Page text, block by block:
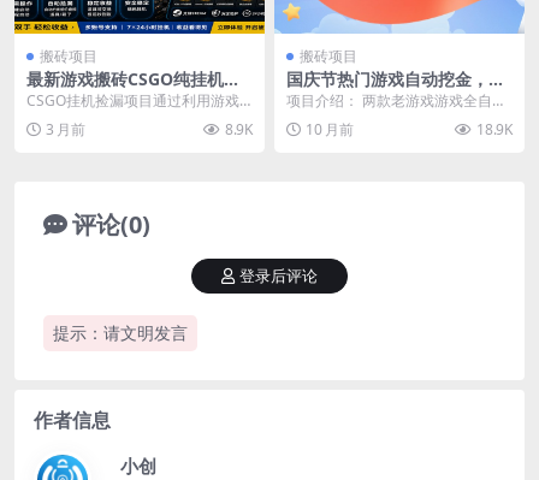
搬砖项目
最新游戏搬砖CSGO纯挂机，
真挂机月入1W+，五一小高峰
CSGO挂机捡漏项目通过利用游戏
饰品交易机制，结合薄凉软件辅助
捡漏，实现盈利。 ...
3 月前 8.9K
搬砖项目
国庆节热门游戏自动挖金，日
入千元，正规项目 长期可做！
项目介绍： 两款老游戏游戏全自动
挖金项目，每天轻松日入1000+ 项
目长期稳定，...
10 月前 18.9K
评论(0)
提示：请文明发言
登录后评论
作者信息
小创